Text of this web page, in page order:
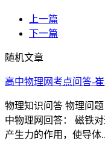
上一篇
下一篇
随机文章
高中物理网考点问答-
物理知识问答 物理问
中物理网回答： 磁铁
产生力的作用，使导体